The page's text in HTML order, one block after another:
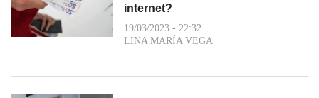
internet?
19/03/2023 - 22:32
LINA MARÍA VEGA